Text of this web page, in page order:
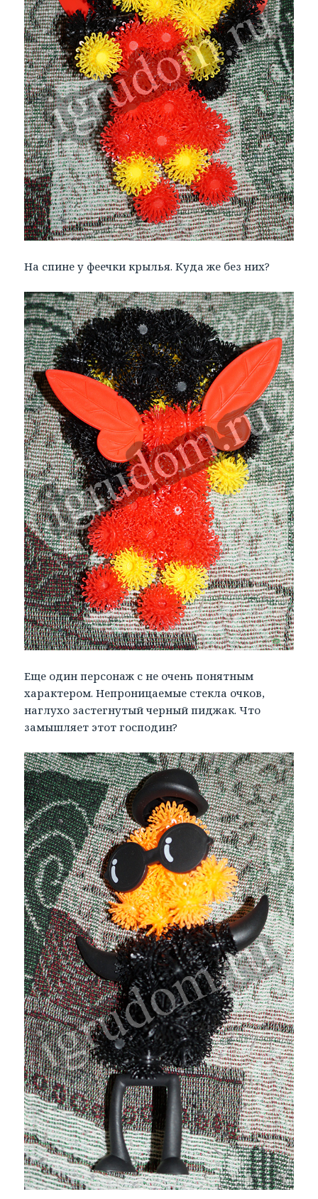
На спине у феечки крылья. Куда же без них?
Еще один персонаж с не очень понятным
характером. Непроницаемые стекла очков,
наглухо застегнутый черный пиджак. Что
замышляет этот господин?